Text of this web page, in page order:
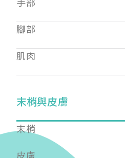
腳部
肌肉
末梢與皮膚
末梢
皮膚
會審核通過後即通知您進行
【會費】
個人會員:
入會費新臺幣1200元，於
費1200元，於每年度繳納。
費3000元，於每年度繳納。
戶名: 社團法人台灣自律神
帳號: 003-03-501566-2
銀行: (013) 國泰世華 南京